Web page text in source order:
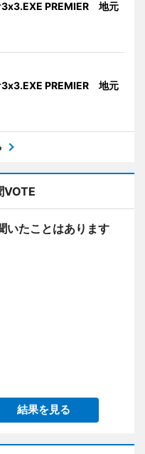
3x3.EXE PREMIER 地元
3x3.EXE PREMIER 地元
VOTE
いたことはあります
結果を見る